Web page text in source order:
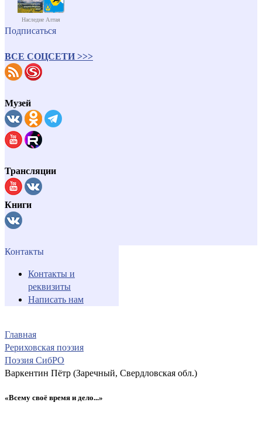
Наследие Алтая
Подписаться
ВСЕ СОЦСЕТИ >>>
Музей
Трансляции
Книги
Контакты
Контакты и
реквизиты
Написать нам
Главная
Рериховская поэзия
Поэзия СибРО
Варкентин Пётр (Заречный, Свердловская обл.)
«Всему своё время и дело...»